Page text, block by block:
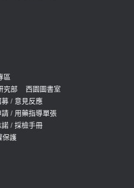
感及新冠疫苗】門診
區
究部
西園圖書室
募 / 意見反應
請 / 用藥指導單張
諾 / 採檢手冊
保護